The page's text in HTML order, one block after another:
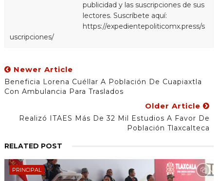
publicidad y las suscripciones de sus
lectores. Suscríbete aquí:
https://expedientepoliticomx.press/s
uscripciones/
Newer Article
Beneficia Lorena Cuéllar A Población De Cuapiaxtla
Con Ambulancia Para Traslados
Older Article
Realizó ITAES Más De 32 Mil Estudios A Favor De
Población Tlaxcalteca
RELATED POST
PRINCIPAL